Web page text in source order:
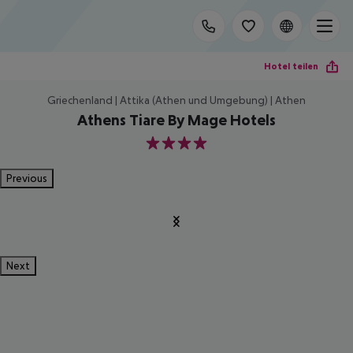
Hotel teilen
Griechenland | Attika (Athen und Umgebung) | Athen
Athens Tiare By Mage Hotels
4
Previous
Next